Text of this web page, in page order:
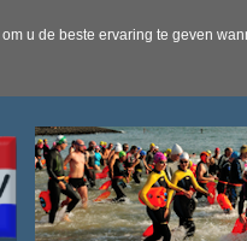
u de beste ervaring te geven